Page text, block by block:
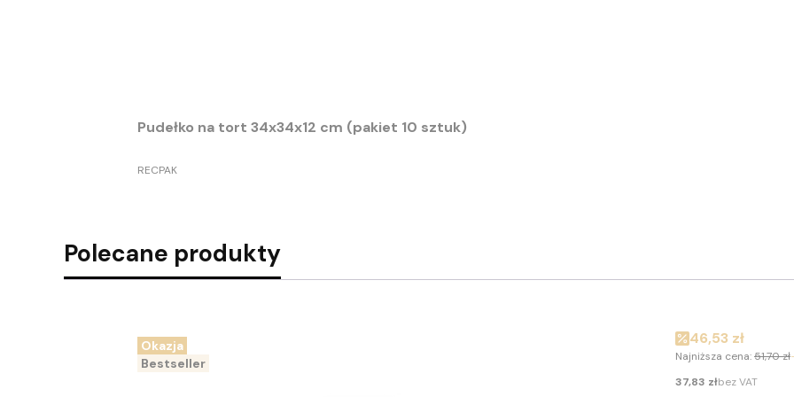
Pudełko na tort 34x34x12 cm (pakiet 10 sztuk)
PRODUCENT
RECPAK
Polecane produkty
Okazja
Bestseller
Cena promocyjna
46,53 zł
Najniższa cena:51,70 zł
Cena
37,83 złbez VAT